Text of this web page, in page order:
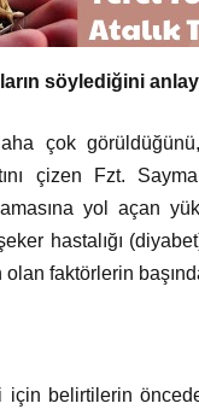
söylediğini
çok
çizen Fzt.
yol açan
hastalığı
olan faktörlerin
belirtilerin